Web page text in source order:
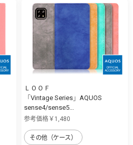
ＬＯＯＦ
「Vintage Series」AQUOS
sense4/sense5...
参考価格￥1,480
その他（ケース）